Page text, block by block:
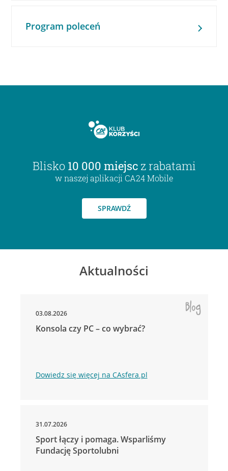
Program poleceń
Blisko 10 000 miejsc z rabatami
w naszej aplikacji CA24 Mobile
SPRAWDŹ
Aktualności
03.08.2026
Konsola czy PC – co wybrać?
Dowiedz się więcej na CAsfera.pl
31.07.2026
Sport łączy i pomaga. Wsparliśmy
Fundację Sportolubni